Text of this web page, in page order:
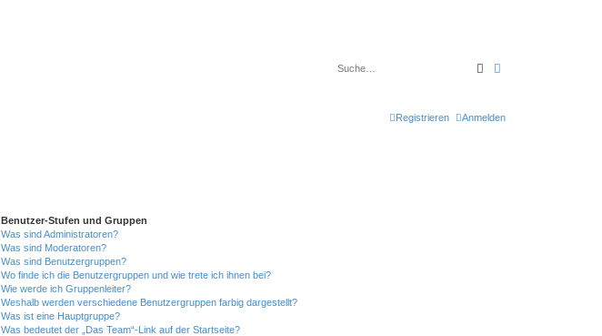
Suche
Anmelden
Registrieren
Benutzer-Stufen und Gruppen
Was sind Administratoren?
Was sind Moderatoren?
Was sind Benutzergruppen?
Wo finde ich die Benutzergruppen und wie trete ich ihnen bei?
Wie werde ich Gruppenleiter?
Weshalb werden verschiedene Benutzergruppen farbig dargestellt?
Was ist eine Hauptgruppe?
Was bedeutet der „Das Team“-Link auf der Startseite?